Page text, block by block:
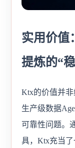
实用价值
提炼的“
Ktx的价值并
生产级数据
可靠性问题。
具，Ktx充当了